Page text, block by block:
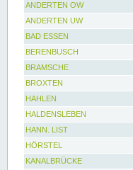
ANDERTEN OW
ANDERTEN UW
BAD ESSEN
BERENBUSCH
BRAMSCHE
BROXTEN
HAHLEN
HALDENSLEBEN
HANN. LIST
HÖRSTEL
KANALBRÜCKE